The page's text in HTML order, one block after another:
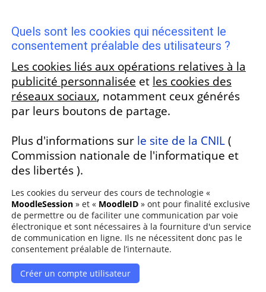
Quels sont les cookies qui nécessitent le
consentement préalable des utilisateurs ?
Les cookies liés aux opérations relatives à la
publicité personnalisée et les cookies des
réseaux sociaux, notamment ceux générés
par leurs boutons de partage.
Plus d'informations sur le site de la CNIL(
Commission nationale de l'informatique et
des libertés ).
Les cookies du serveur des cours de technologie «
MoodleSession» et « MoodleID» ont pour finalité exclusive
de permettre ou de faciliter une communication par voie
électronique et sont nécessaires à la fourniture d'un service
de communication en ligne. Ils ne nécessitent donc pas le
consentement préalable de l’internaute.
Créer un compte utilisateur